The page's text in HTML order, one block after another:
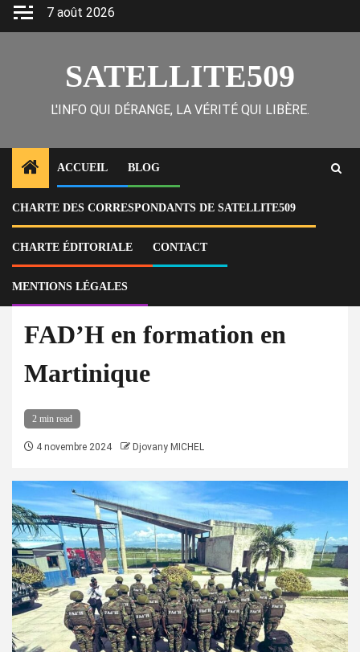
Skip
7 août 2026
SATELLITE509
L'INFO QUI DÉRANGE, LA VÉRITÉ QUI LIBÈRE.
ACCUEIL BLOG
CHARTE DES CORRESPONDANTS DE SATELLITE509
CHARTE ÉDITORIALE CONTACT
MENTIONS LÉGALES
Home Actu Haïti : 25 soldats des FAD’H en formation en Martinique
Haïti : 25 soldats des
FAD’H en formation en
Martinique
2 min read
4 novembre 2024 Djovany MICHEL